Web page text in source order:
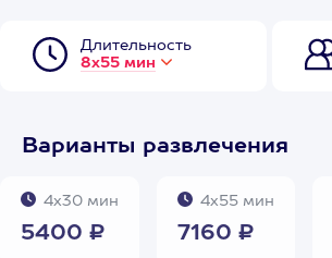
Длительность
8х55 мин
Варианты развлечения
4х30 мин
5400 ₽
4х55 мин
7160 ₽